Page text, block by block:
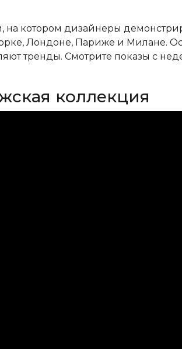
на котором дизайнеры
Лондоне, Париже и Милане.
тренды. Смотрите показы с
коллекция